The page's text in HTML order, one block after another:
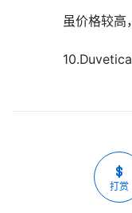
虽价格较高，
10.Duvetica
打赏